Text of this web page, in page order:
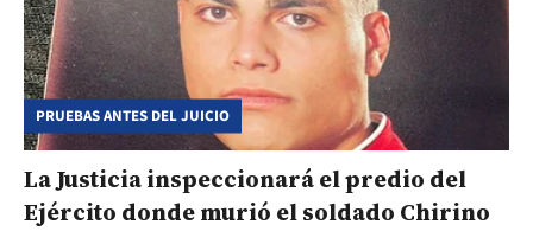
PRUEBAS ANTES DEL JUICIO
La Justicia inspeccionará el predio del
Ejército donde murió el soldado Chirino